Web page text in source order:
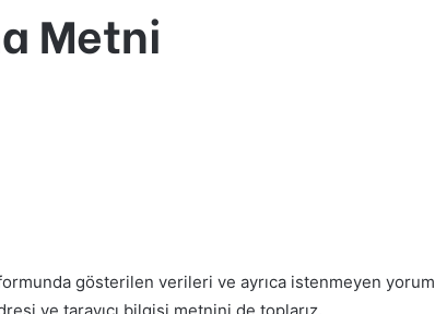
Metni
gösterilen verileri ve ayrıca istenmeyen yorum